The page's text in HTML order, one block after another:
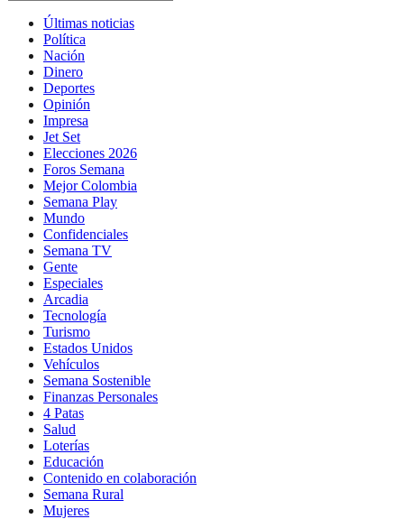
Últimas noticias
Política
Nación
Dinero
Deportes
Opinión
Impresa
Jet Set
Elecciones 2026
Foros Semana
Mejor Colombia
Semana Play
Mundo
Confidenciales
Semana TV
Gente
Especiales
Arcadia
Tecnología
Turismo
Estados Unidos
Vehículos
Semana Sostenible
Finanzas Personales
4 Patas
Salud
Loterías
Educación
Contenido en colaboración
Semana Rural
Mujeres